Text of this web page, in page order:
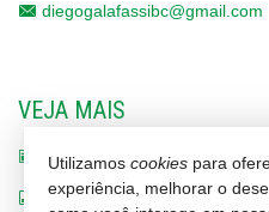
diegogalafassibc@gmail.com
VEJA MAIS
receba nosso newsletter
indicadores financeiros
Utilizamos cookies para
experiência, melhorar o